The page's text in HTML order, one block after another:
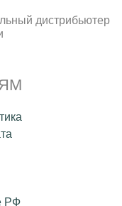
дистрибьютер
РФ